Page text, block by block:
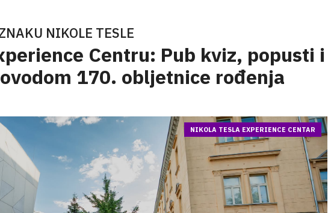
NIKOLE TESLE
Centru: Pub kviz, popusti i
170. obljetnice rođenja
NIKOLA TESLA EXPERIENCE CENTAR